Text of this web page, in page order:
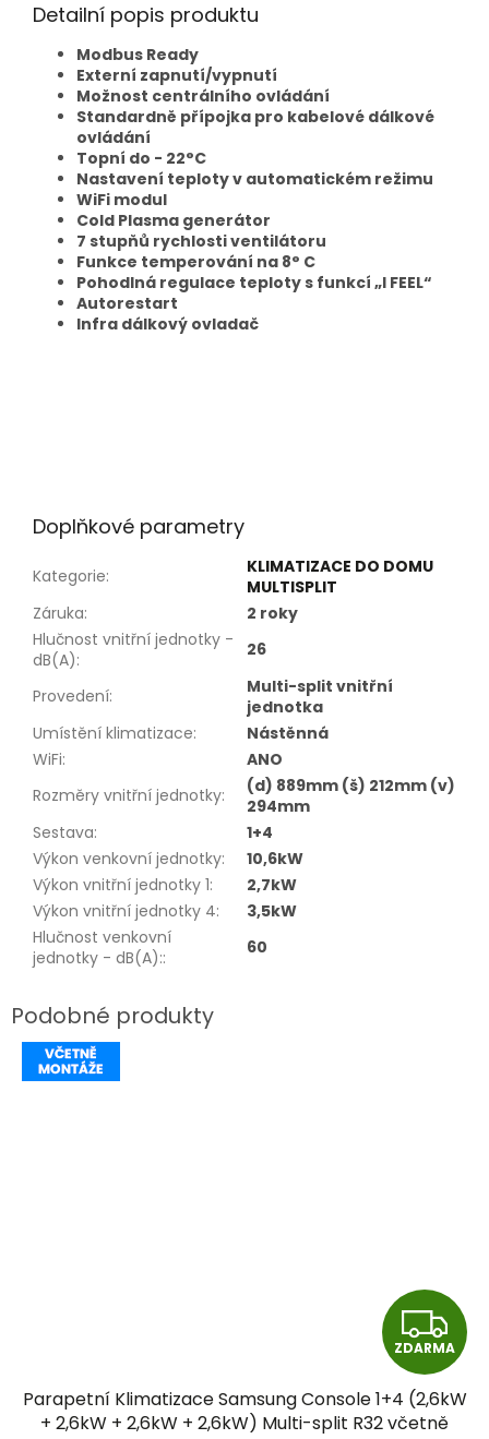
Detailní popis produktu
Modbus Ready
Externí zapnutí/vypnutí
Možnost centrálního ovládání
Standardně přípojka pro kabelové dálkové
ovládání
Topní do - 22°C
Nastavení teploty v automatickém režimu
WiFi modul
Cold Plasma generátor
7 stupňů rychlosti ventilátoru
Funkce temperování na 8° C
Pohodlná regulace teploty s funkcí „I FEEL“
Autorestart
Infra dálkový ovladač
Doplňkové parametry
Kategorie:
KLIMATIZACE DO DOMU
MULTISPLIT
Záruka:
2 roky
Hlučnost vnitřní jednotky -
dB(A): 26
Provedení:
Multi-split vnitřní
jednotka
Umístění klimatizace:
Nástěnná
WiFi:
ANO
Rozměry vnitřní jednotky:
(d) 889mm (š) 212mm (v)
294mm
Sestava:
1+4
Výkon venkovní jednotky:
10,6kW
Výkon vnitřní jednotky 1:
2,7kW
Výkon vnitřní jednotky 4:
3,5kW
Hlučnost venkovní
jednotky - dB(A):: 60
Z
D
A
ZDARMA
Parapetní Klimatizace Samsung Console 1+4 (2,6kW
+ 2,6kW + 2,6kW + 2,6kW) Multi-split R32 včetně